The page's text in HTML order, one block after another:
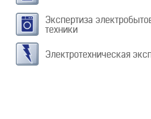
Экспертиза
техники
Электротехническая